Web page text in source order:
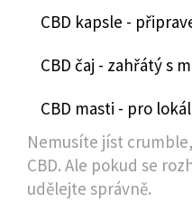
CBD kapsle -
CBD čaj - zahřátý s
CBD masti - pro
Nemusíte jíst
CBD. Ale pokud se
udělejte správně.